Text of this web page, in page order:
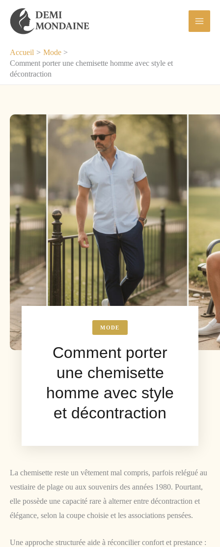
contenu
Accueil
Mode
Comment porter une chemisette homme avec style et
décontraction
MODE
Comment porter
une chemisette
homme avec style
et décontraction
La chemisette reste un vêtement mal compris, parfois relégué au
vestiaire de plage ou aux souvenirs des années 1980. Pourtant,
elle possède une capacité rare à alterner entre décontraction et
élégance, selon la coupe choisie et les associations pensées.
Une approche structurée aide à réconcilier confort et prestance :